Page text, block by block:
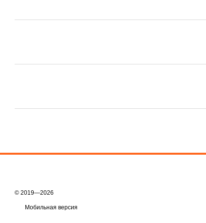
© 2019—2026
Мобильная версия